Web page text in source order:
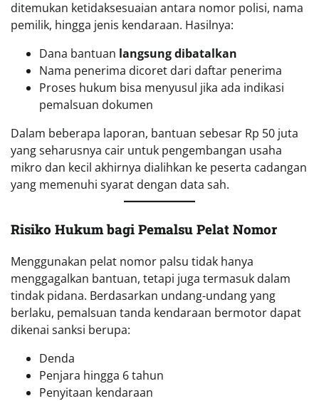
ditemukan ketidaksesuaian antara nomor polisi, nama
pemilik, hingga jenis kendaraan. Hasilnya:
Dana bantuan langsung dibatalkan
Nama penerima dicoret dari daftar penerima
Proses hukum bisa menyusul jika ada indikasi
pemalsuan dokumen
Dalam beberapa laporan, bantuan sebesar Rp 50 juta
yang seharusnya cair untuk pengembangan usaha
mikro dan kecil akhirnya dialihkan ke peserta cadangan
yang memenuhi syarat dengan data sah.
Risiko Hukum bagi Pemalsu Pelat Nomor
Menggunakan pelat nomor palsu tidak hanya
menggagalkan bantuan, tetapi juga termasuk dalam
tindak pidana. Berdasarkan undang-undang yang
berlaku, pemalsuan tanda kendaraan bermotor dapat
dikenai sanksi berupa:
Denda
Penjara hingga 6 tahun
Penyitaan kendaraan